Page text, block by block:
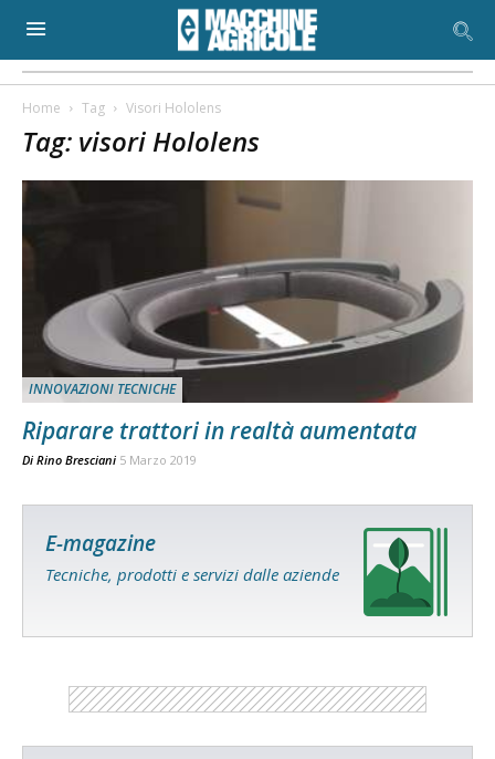
Home Tag Visori Hololens
Tag: visori Hololens
INNOVAZIONI TECNICHE
Riparare trattori in realtà aumentata
Di Rino Bresciani 5 Marzo 2019
E-magazine
Tecniche, prodotti e servizi dalle aziende